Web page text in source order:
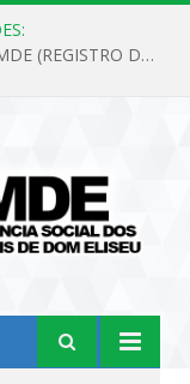
PREGÃO ELETRÔNICO Nº 02/2026-IPSEMDE (REGISTRO DE PREÇOS PARA FUTURA E EVENTUAL AQUISIÇÃO DE MATERIAL DE LIMPEZA E GÊNEROS ALIMENTÍCIOS PARA ATENDER AS NECESSIDADES DO INSTITUTO DE PREVIDÊNCIA SOCIAL DOS SERVIDORES MUNICIPAIS DE DOM ELISEU.)